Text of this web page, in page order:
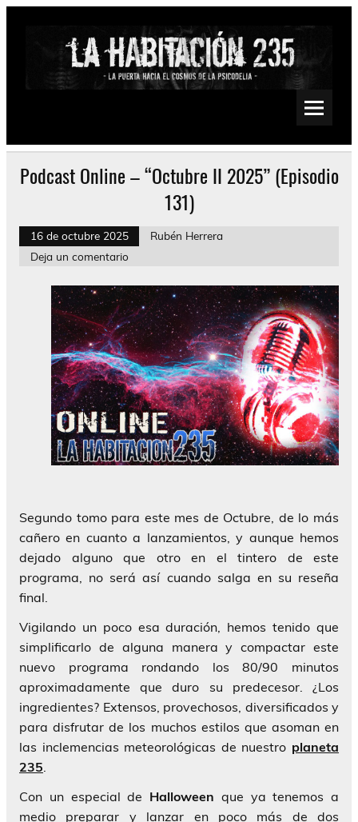
Saltar
Psychedelic, Stoner, Doom, Sludge, Fuzz, Space, Drone
Podcast Online – “Octubre II 2025” (Episodio
131)
16 de octubre 2025
Rubén Herrera
Deja un comentario
Segundo tomo para este mes de Octubre, de lo más
cañero en cuanto a lanzamientos, y aunque hemos
dejado alguno que otro en el tintero de este
programa, no será así cuando salga en su reseña
final.
Vigilando un poco esa duración, hemos tenido que
simplificarlo de alguna manera y compactar este
nuevo programa rondando los 80/90 minutos
aproximadamente que duro su predecesor. ¿Los
ingredientes? Extensos, provechosos, diversificados y
para disfrutar de los muchos estilos que asoman en
las inclemencias meteorológicas de nuestro planeta
235.
Con un especial de Halloween que ya tenemos a
medio preparar y lanzar en poco más de dos